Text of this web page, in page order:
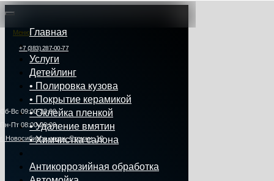
Меню
+7 (383) 287-00-77
Сб‑Вс 09:00‑23:00
Пн‑Пт 08:00-20:00
г. Новосибирск, мкрн. Стрижи, 10
Главная
Услуги
Детейлинг
• Полировка кузова
• Покрытие керамикой
• Оклейка пленкой
• Удаление вмятин
• Химчистка салона
Антикоррозийная обработка